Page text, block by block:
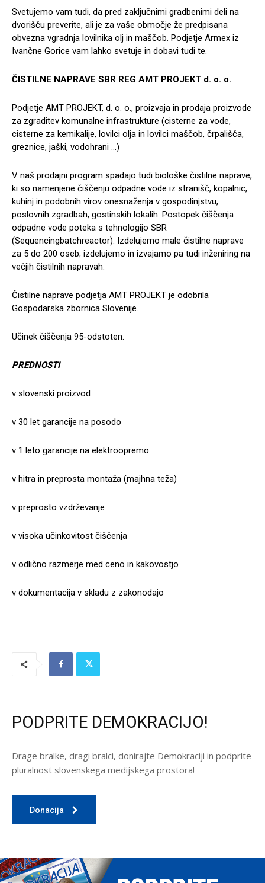
Svetujemo vam tudi, da pred zaključnimi gradbenimi deli na
dvorišču preverite, ali je za vaše območje že predpisana
obvezna vgradnja lovilnika olj in maščob. Podjetje Armex iz
Ivančne Gorice vam lahko svetuje in dobavi tudi te.
ČISTILNE NAPRAVE SBR REG AMT PROJEKT d. o. o.
Podjetje AMT PROJEKT, d. o. o., proizvaja in prodaja proizvode
za zgraditev komunalne infrastrukture (cisterne za vode,
cisterne za kemikalije, lovilci olja in lovilci maščob, črpališča,
greznice, jaški, vodohrani …)
V naš prodajni program spadajo tudi biološke čistilne naprave,
ki so namenjene čiščenju odpadne vode iz stranišč, kopalnic,
kuhinj in podobnih virov onesnaženja v gospodinjstvu,
poslovnih zgradbah, gostinskih lokalih. Postopek čiščenja
odpadne vode poteka s tehnologijo SBR
(Sequencingbatchreactor). Izdelujemo male čistilne naprave
za 5 do 200 oseb; izdelujemo in izvajamo pa tudi inženiring na
večjih čistilnih napravah.
Čistilne naprave podjetja AMT PROJEKT je odobrila
Gospodarska zbornica Slovenije.
Učinek čiščenja 95-odstoten.
PREDNOSTI
v slovenski proizvod
v 30 let garancije na posodo
v 1 leto garancije na elektroopremo
v hitra in preprosta montaža (majhna teža)
v preprosto vzdrževanje
v visoka učinkovitost čiščenja
v odlično razmerje med ceno in kakovostjo
v dokumentacija v skladu z zakonodajo
PODPRITE DEMOKRACIJO!
Drage bralke, dragi bralci, donirajte Demokraciji in podprite
pluralnost slovenskega medijskega prostora!
Donacija